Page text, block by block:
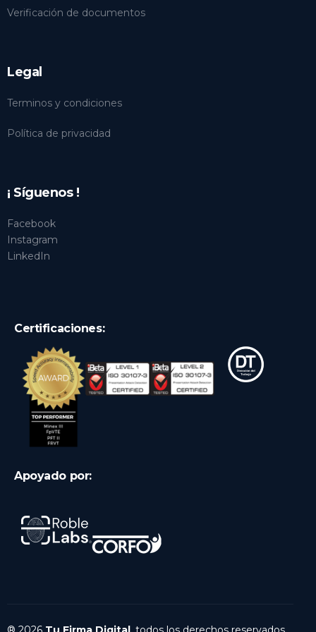
Verificación de documentos
Legal
Terminos y condiciones
Política de privacidad
¡ Síguenos !
Facebook
Instagram
LinkedIn
Certificaciones:
Apoyado por: